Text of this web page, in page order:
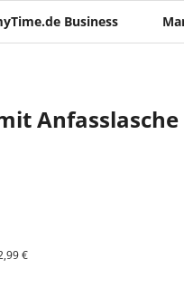
Business
Anfasslasche
€